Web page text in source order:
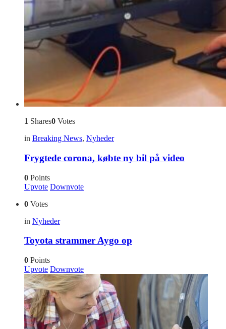
1 Shares0 Votes
in Breaking News, Nyheder
Frygtede corona, købte ny bil på video
0 Points
Upvote Downvote
0 Votes
in Nyheder
Toyota strammer Aygo op
0 Points
Upvote Downvote